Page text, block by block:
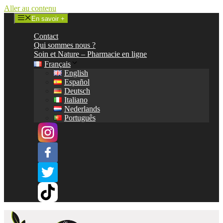
Aller au contenu
En savoir +
Contact
Qui sommes nous ?
Soin et Nature – Pharmacie en ligne
Français
English
Español
Deutsch
Italiano
Nederlands
Português